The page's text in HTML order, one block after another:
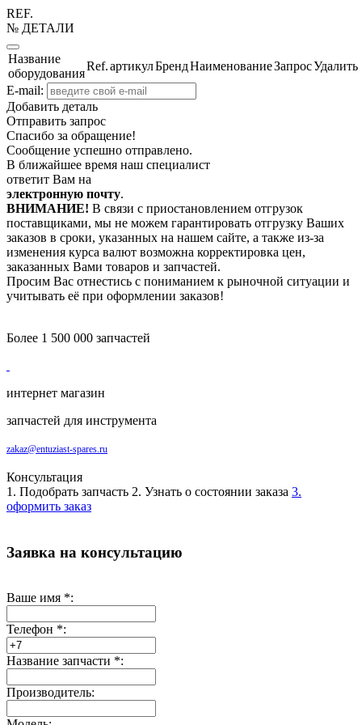
REF.
№ ДЕТАЛИ
Название
оборудования
Ref.артикулБрендНаименованиеЗапросУдалить
E-mail:
Добавить деталь
Отправить запрос
Спасибо за обращение!
Сообщение успешно отправлено.
В ближайшее время наш специалист
ответит Вам на
электронную почту.
ВНИМАНИЕ! В связи с приостановлением отгрузок
поставщиками, мы не можем гарантировать отгрузку Ваших
заказов в сроки, указанных на нашем сайте, а также из-за
изменения курса валют возможна корректировка цен,
заказанных Вами товаров и запчастей.
Просим Вас отнестись с пониманием к рыночной ситуации и
учитывать её при оформлении заказов!
Более 1 500 000 запчастей
интернет магазин
запчастей для инструмента
zakaz@entuziast-spares.ru
Консультация
1. Подобрать запчасть 2. Узнать о состоянии заказа 3.
оформить заказ
Заявка на консультацию
Ваше имя *:
Телефон *:
Название запчасти *:
Производитель: